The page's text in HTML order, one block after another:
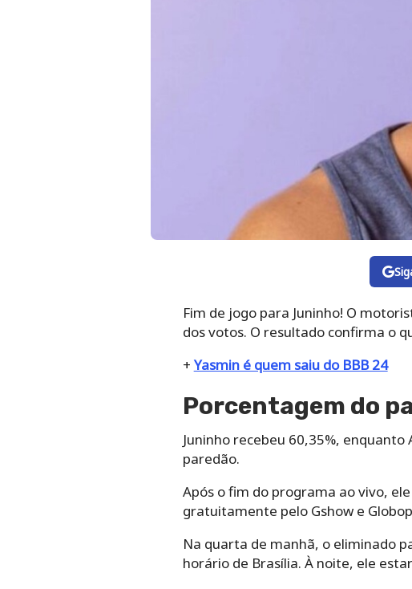
Fim de jogo para Juninho! O
dos votos. O resultado confirma o
+ Yasmin é quem saiu do BBB 24
Porcentagem do
Juninho recebeu 60,35%,
paredão.
Após o fim do programa ao vivo,
gratuitamente pelo Gshow e
Na quarta de manhã, o eliminado
horário de Brasília. À noite, ele